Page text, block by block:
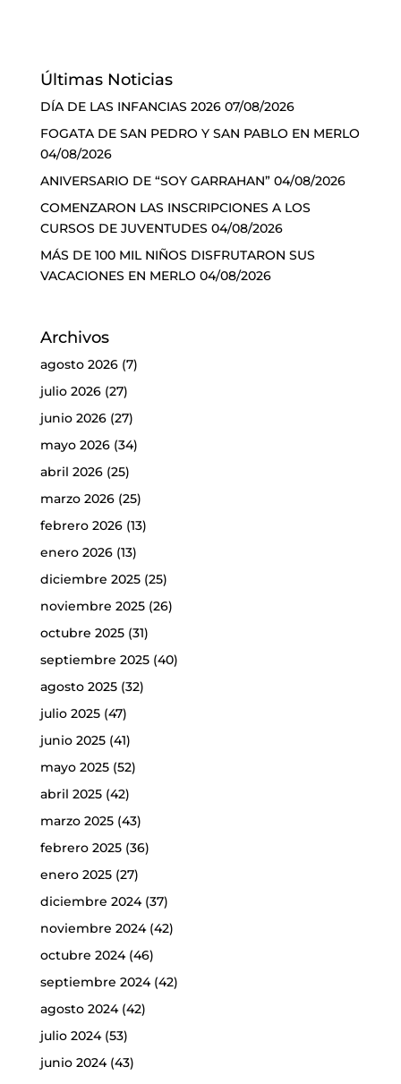
Últimas Noticias
DÍA DE LAS INFANCIAS 2026 07/08/2026
FOGATA DE SAN PEDRO Y SAN PABLO EN MERLO
04/08/2026
ANIVERSARIO DE “SOY GARRAHAN” 04/08/2026
COMENZARON LAS INSCRIPCIONES A LOS
CURSOS DE JUVENTUDES 04/08/2026
MÁS DE 100 MIL NIÑOS DISFRUTARON SUS
VACACIONES EN MERLO 04/08/2026
Archivos
agosto 2026(7)
julio 2026(27)
junio 2026(27)
mayo 2026(34)
abril 2026(25)
marzo 2026(25)
febrero 2026(13)
enero 2026(13)
diciembre 2025(25)
noviembre 2025(26)
octubre 2025(31)
septiembre 2025(40)
agosto 2025(32)
julio 2025(47)
junio 2025(41)
mayo 2025(52)
abril 2025(42)
marzo 2025(43)
febrero 2025(36)
enero 2025(27)
diciembre 2024(37)
noviembre 2024(42)
octubre 2024(46)
septiembre 2024(42)
agosto 2024(42)
julio 2024(53)
junio 2024(43)